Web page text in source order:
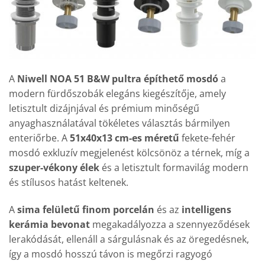
A Niwell NOA 51 B&W pultra építhető mosdóa
modern fürdőszobák elegáns kiegészítője, amely
letisztult dizájnjával és prémium minőségű
anyaghasználatával tökéletes választás bármilyen
enteriőrbe. A51x40x13 cm-es méretű fekete-fehér
mosdó exkluzív megjelenést kölcsönöz a térnek, míg a
szuper-vékony élek és a letisztult formavilág modern
és stílusos hatást keltenek.
Asima felületű finom porcelán és az intelligens
kerámia bevonat megakadályozza a szennyeződések
lerakódását, ellenáll a sárgulásnak és az öregedésnek,
így a mosdó hosszú távon is megőrzi ragyogó